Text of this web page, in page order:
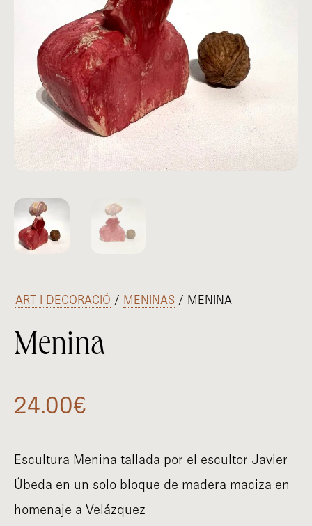
ART I DECORACIÓ / MENINAS / MENINA
Menina
24.00€
Escultura Menina tallada por el escultor Javier
Úbeda en un solo bloque de madera maciza en
homenaje a Velázquez